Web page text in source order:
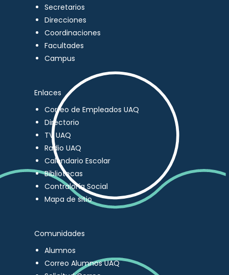
Secretarios
Direcciones
Coordinaciones
Facultades
Campus
Enlaces
Correo de Empleados UAQ
Directorio
TV UAQ
Radio UAQ
Calendario Escolar
Bibliotecas
Contraloría Social
Mapa de sitio
Comunidades
Alumnos
Correo Alumnos UAQ